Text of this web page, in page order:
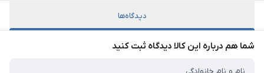
دیدگاه‌ها
شما هم درباره این کالا دیدگاه ثبت کنید